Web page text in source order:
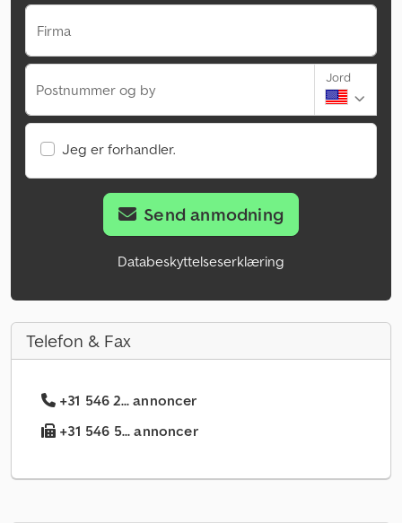
Firma
Postnummer og by
Jord
Jeg er forhandler.
Send anmodning
Databeskyttelseserklæring
Telefon & Fax
+31 546 2... annoncer
+31 546 5... annoncer